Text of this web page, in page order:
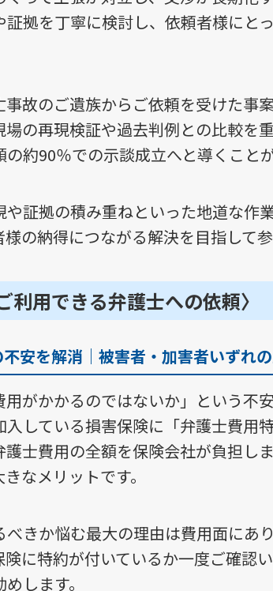
拠を丁寧に検討し、依頼者様にと
故のご遺族からご依頼を受けた事
の再現検証や過去判例との比較を
約90％での示談成立へと導くこと
証拠の積み重ねといった地道な作
の納得につながる解決を目指して参
利用できる弁護士への依頼〉
安を解消｜被害者・加害者いずれ
がかかるのではないか」という不
している損害保険に「弁護士費用
士費用の全額を保険会社が負担し
なメリットです。
きか悩む最大の理由は費用面にあ
に特約が付いているか一度ご確認
します。